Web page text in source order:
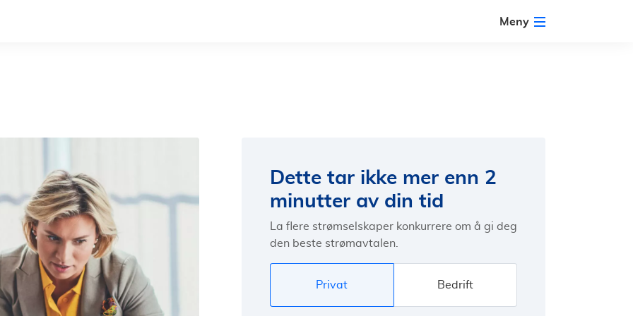
Meny
Dette tar ikke mer enn 2
minutter av din tid
La flere strømselskaper konkurrere om å gi deg
den beste strømavtalen.
Privat Bedrift